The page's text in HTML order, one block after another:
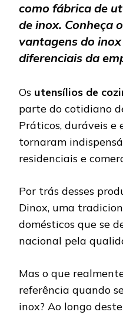
como fábrica de
de inox. Conheça
vantagens do
diferenciais da
Os utensílios de
parte do cotidiano
Práticos, duráveis e
tornaram
residenciais e
Por trás desses
Dinox, uma
domésticos que se
nacional pela
Mas o que
referência quando
inox? Ao longo